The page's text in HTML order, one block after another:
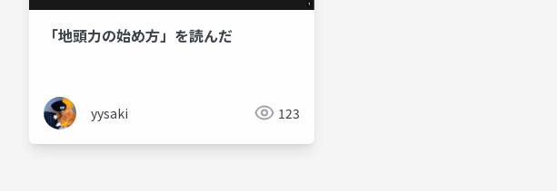
「地頭力の始め方」を読んだ
yysaki 123